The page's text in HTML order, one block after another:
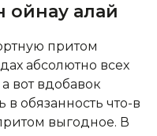
қалай
притом
абсолютно всех
вот вдобавок
обязанность что-в
выгодное. В